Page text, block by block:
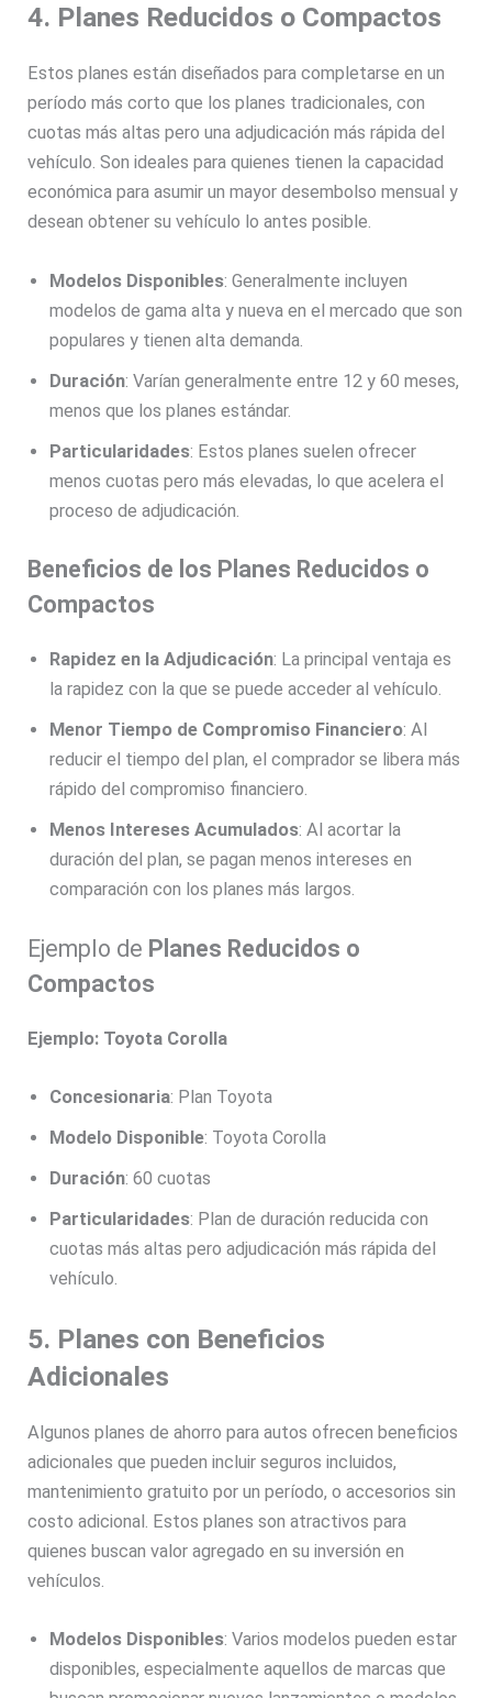
4. Planes Reducidos o Compactos
Estos planes están diseñados para completarse en un
período más corto que los planes tradicionales, con
cuotas más altas pero una adjudicación más rápida del
vehículo. Son ideales para quienes tienen la capacidad
económica para asumir un mayor desembolso mensual y
desean obtener su vehículo lo antes posible.
Modelos Disponibles: Generalmente incluyen
modelos de gama alta y nueva en el mercado que son
populares y tienen alta demanda.
Duración: Varían generalmente entre 12 y 60 meses,
menos que los planes estándar.
Particularidades: Estos planes suelen ofrecer
menos cuotas pero más elevadas, lo que acelera el
proceso de adjudicación.
Beneficios de los Planes Reducidos o
Compactos
Rapidez en la Adjudicación: La principal ventaja es
la rapidez con la que se puede acceder al vehículo.
Menor Tiempo de Compromiso Financiero: Al
reducir el tiempo del plan, el comprador se libera más
rápido del compromiso financiero.
Menos Intereses Acumulados: Al acortar la
duración del plan, se pagan menos intereses en
comparación con los planes más largos.
Ejemplo de Planes Reducidos o
Compactos
Ejemplo: Toyota Corolla
Concesionaria: Plan Toyota
Modelo Disponible: Toyota Corolla
Duración: 60 cuotas
Particularidades: Plan de duración reducida con
cuotas más altas pero adjudicación más rápida del
vehículo.
5. Planes con Beneficios
Adicionales
Algunos planes de ahorro para autos ofrecen beneficios
adicionales que pueden incluir seguros incluidos,
mantenimiento gratuito por un período, o accesorios sin
costo adicional. Estos planes son atractivos para
quienes buscan valor agregado en su inversión en
vehículos.
Modelos Disponibles: Varios modelos pueden estar
disponibles, especialmente aquellos de marcas que